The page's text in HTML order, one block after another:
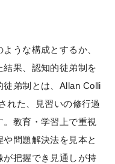
うな構成とするか、
果、認知的徒弟制を
弟制とは、Allan Colli
れた、見習いの修行過
教育・学習上で重視
問題解決法を見本と
が把握でき見通しが持